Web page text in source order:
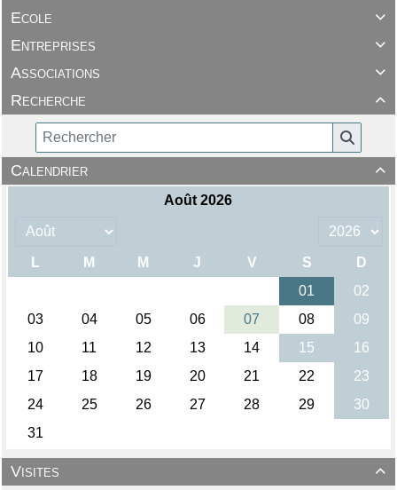

Ecole

Entreprises

Associations

Recherche

Calendrier

Visites